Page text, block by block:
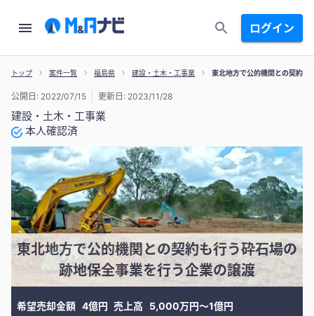
ログイン
トップ 案件一覧 福島県 建設・土木・工事業 東北地方で公的機関との契約も
建設・土木・工事業
本人確認済
公開日: 2022/07/15 更新日: 2023/11/28
東北地方で公的機関との契約も行う砕石場の
跡地保全事業を行う企業の譲渡
希望売却金額 4億円 売上高
5,000万円〜1億円